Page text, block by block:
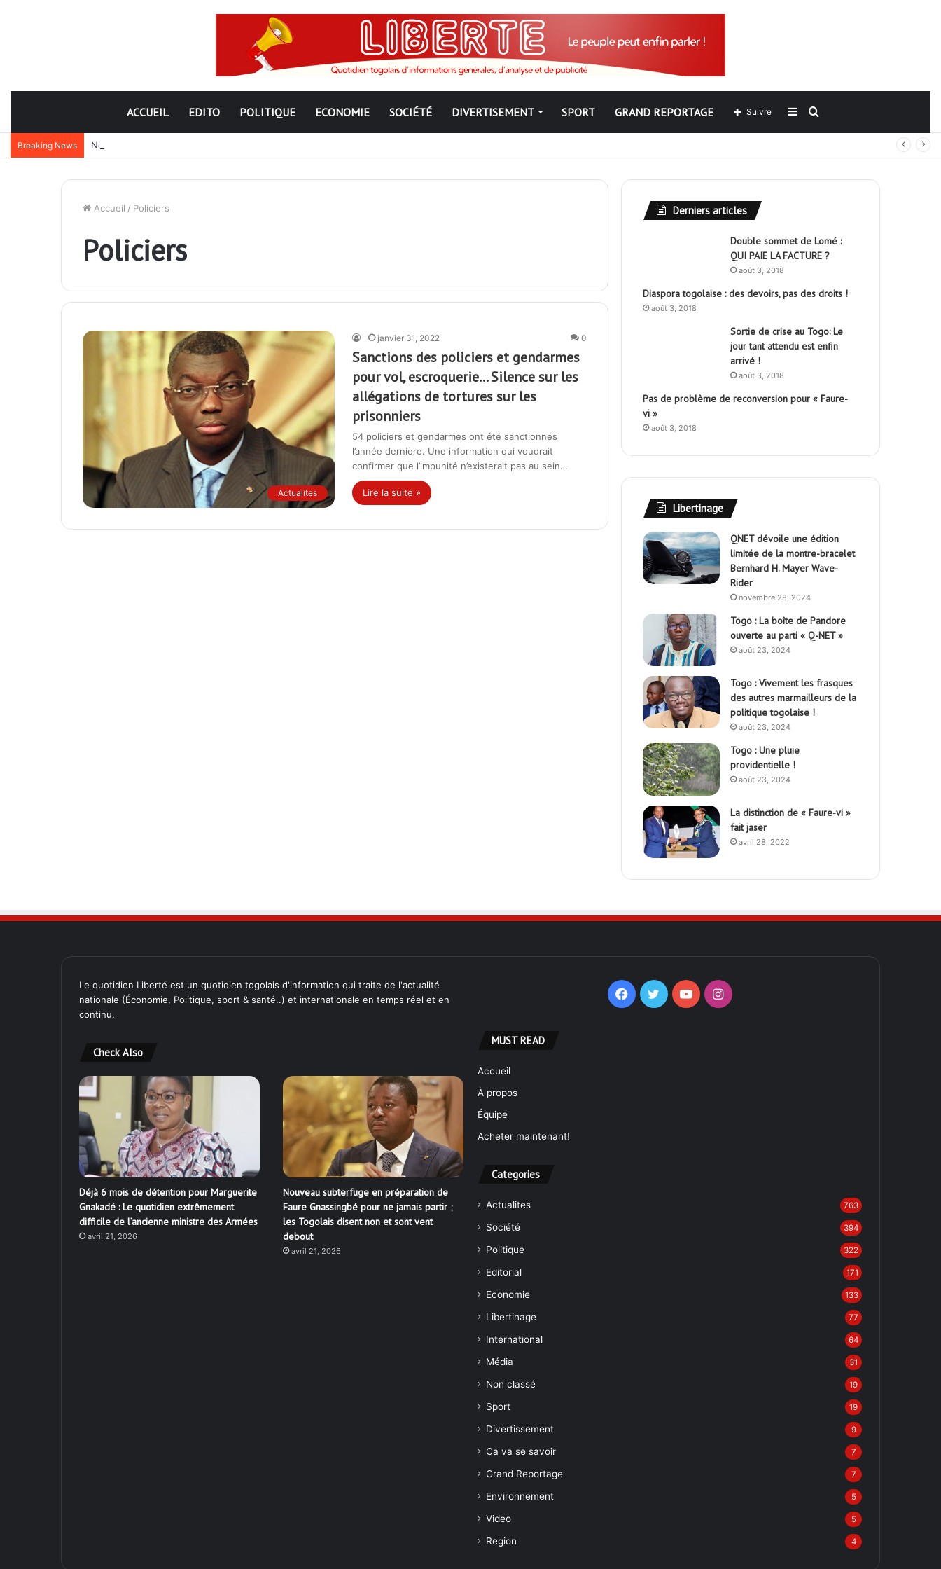
ACCUEIL EDITO POLITIQUE ECONOMIE SOCIÉTÉ DIVERTISEMENT SPORT GRAND REPORTAGE Rechercher
Sidebar
(barre
Suivre
Breaking News Nouveau subterfuge en préparation de Faure Gnassingbé pour ne jamais partir ; les Togolais disent non et sont vent debout
Accueil / Policiers
Policiers
Actualites
janvier 31, 2022 0
Sanctions des policiers et gendarmes
pour vol, escroquerie… Silence sur les
allégations de tortures sur les
prisonniers
54 policiers et gendarmes ont été sanctionnés
l’année dernière. Une information qui voudrait
confirmer que l’impunité n’existerait pas au sein…
Lire la suite »
Derniers articles
Double sommet de Lomé :
QUI PAIE LA FACTURE ?
août 3, 2018
Diaspora togolaise : des devoirs, pas des droits !
août 3, 2018
Sortie de crise au Togo: Le
jour tant attendu est enfin
arrivé !
août 3, 2018
Pas de problème de reconversion pour « Faure-
vi »
août 3, 2018
Libertinage
QNET dévoile une édition
limitée de la montre-bracelet
Bernhard H. Mayer Wave-
Rider
novembre 28, 2024
Togo : La boîte de Pandore
ouverte au parti « Q-NET »
août 23, 2024
Togo : Vivement les frasques
des autres marmailleurs de la
politique togolaise !
août 23, 2024
Togo : Une pluie
providentielle !
août 23, 2024
La distinction de « Faure-vi »
fait jaser
avril 28, 2022
Le quotidien Liberté est un quotidien togolais d'information qui traite de l'actualité
nationale (Économie, Politique, sport & santé..) et internationale en temps réel et en
continu.
Check Also
Déjà 6 mois de détention pour Marguerite
Gnakadé : Le quotidien extrêmement
difficile de l’ancienne ministre des Armées
avril 21, 2026
Nouveau subterfuge en préparation de
Faure Gnassingbé pour ne jamais partir ;
les Togolais disent non et sont vent
debout
avril 21, 2026
Facebook
TwitterYouTubeInstagram
MUST READ
Accueil
À propos
Équipe
Acheter maintenant!
Categories
Actualites 763
Société 394
Politique 322
Editorial 171
Economie 133
Libertinage 77
International 64
Média 31
Non classé 19
Sport 19
Divertissement 9
Ca va se savoir 7
Grand Reportage 7
Environnement 5
Video 5
Region 4